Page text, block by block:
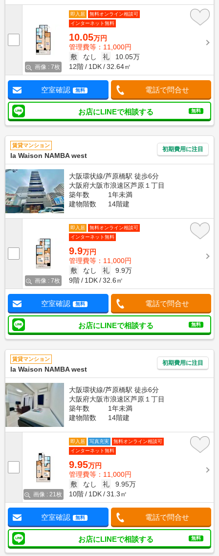
画像 : 7枚
即入居
無料オンライン相談可
インターネット無料
10.05万円
管理費等：11,000円
敷
なし 礼
10.05万
12階
1DK 32.64㎡
空室確認 無料 電話で問合せ
お店にLINEで相談する 無料
賃貸マンション
la Waison NAMBA west
初期費用に注目
大阪環状線/芦原橋駅 徒歩6分
大阪府大阪市浪速区芦原１丁目
築年数
1年未満
建物階数
14階建
画像 : 7枚
即入居
無料オンライン相談可
インターネット無料
9.9万円
管理費等：11,000円
敷
なし 礼
9.9万
9階
1DK 32.6㎡
空室確認 無料 電話で問合せ
お店にLINEで相談する 無料
賃貸マンション
la Waison NAMBA west
初期費用に注目
大阪環状線/芦原橋駅 徒歩6分
大阪府大阪市浪速区芦原１丁目
築年数
1年未満
建物階数
14階建
画像 : 21枚
即入居 写真充実
無料オンライン相談可
インターネット無料
9.95万円
管理費等：11,000円
敷
なし 礼
9.95万
10階
1DK 31.3㎡
空室確認 無料 電話で問合せ
お店にLINEで相談する 無料